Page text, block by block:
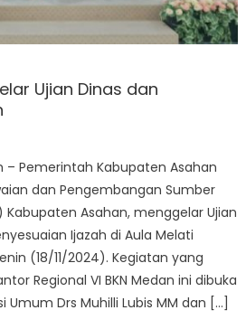
Ujian Dinas dan
– Pemerintah Kabupaten Asahan
dan Pengembangan Sumber
Kabupaten Asahan, menggelar Ujian
Ijazah di Aula Melati
(18/11/2024). Kegiatan yang
Regional VI BKN Medan ini dibuka
Drs Muhilli Lubis MM dan […]